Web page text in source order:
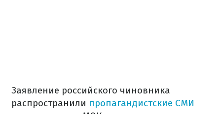
Заявление российского чиновника
распространили пропагандистские СМИ